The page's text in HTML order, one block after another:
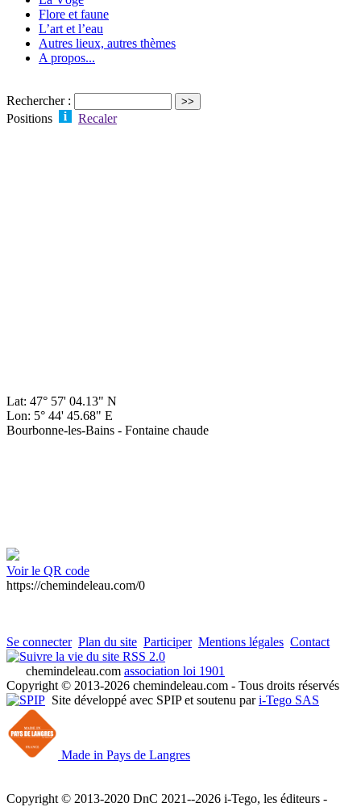
Flore et faune
L’art et l’eau
Autres lieux, autres thèmes
A propos...
Rechercher :
Positions
Recaler
Lat: 47° 57' 04.13" N
Lon: 5° 44' 45.68" E
Bourbonne-les-Bains - Fontaine chaude
Voir le QR code
https://chemindeleau.com/0
Se connecter Plan du site Participer Mentions légales Contact
RSS 2.0
chemindeleau.com association loi 1901
Copyright © 2013-2026 chemindeleau.com - Tous droits réservés
Site développé avec SPIP et soutenu pari-Tego SAS
Made in Pays de Langres
Copyright © 2013-2020 DnC 2021--2026 i-Tego, les éditeurs -